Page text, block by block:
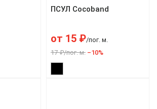
ПСУЛ Cocoband
от 15 ₽/пог. м.
17 ₽/пог. м. –10%